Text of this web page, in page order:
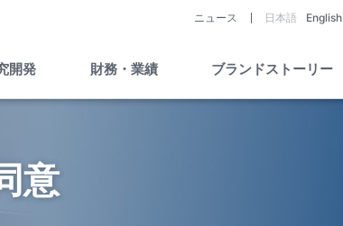
開発
の研究開発
財務・業績 ブランドストーリー
ーリー
ニュース 日本語 English
意